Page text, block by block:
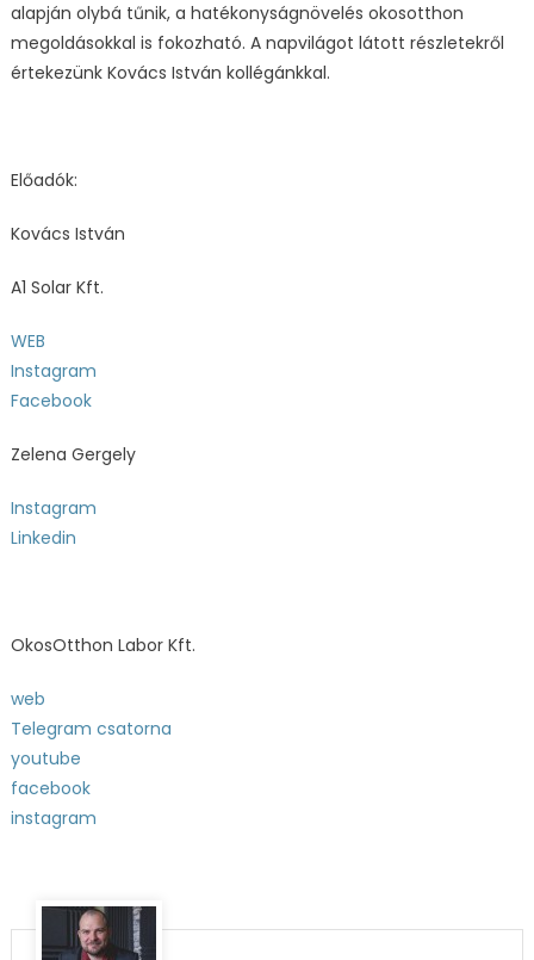
alapján olybá tűnik, a hatékonyságnövelés okosotthon
megoldásokkal is fokozható. A napvilágot látott részletekről
értekezünk Kovács István kollégánkkal.
Előadók:
Kovács István
A1 Solar Kft.
WEB
Instagram
Facebook
Zelena Gergely
Instagram
Linkedin
OkosOtthon Labor Kft.
web
Telegram csatorna
youtube
facebook
instagram